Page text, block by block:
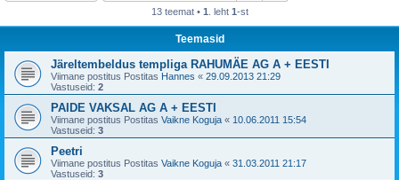
13 teemat • 1 . leht 1-st
Teemasid
Järeltembeldus templiga RAHUMÄE AG A + EESTI
Viimane postitus Postitas Hannes « 29.09.2013 21:29
Vastuseid: 2
PAIDE VAKSAL AG A + EESTI
Viimane postitus Postitas Vaikne Koguja « 10.06.2011 15:54
Vastuseid: 3
Peetri
Viimane postitus Postitas Vaikne Koguja « 31.03.2011 21:17
Vastuseid: 3